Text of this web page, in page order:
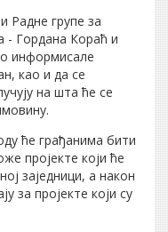
Радне групе за
- Гордана Кораћ и
информисале
као и да се
на шта ће се
ће грађанима бити
пројекте који ће
заједници, а након
за пројекте који су